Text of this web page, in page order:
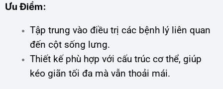
Ưu Điểm:
Tập trung vào điều trị các bệnh lý liên quan
đến cột sống lưng.
Thiết kế phù hợp với cấu trúc cơ thể, giúp
kéo giãn tối đa mà vẫn thoải mái.